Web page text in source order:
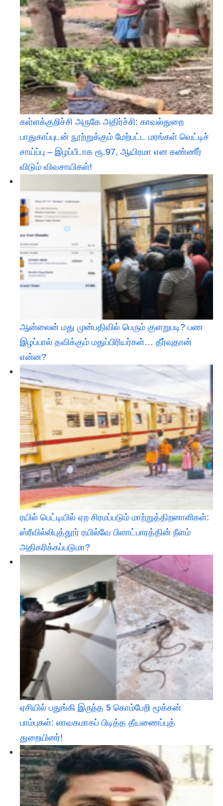
கள்ளக்குறிச்சி அருகே அதிர்ச்சி: காவல்துறை
பாதுகாப்புடன் நூற்றுக்கும் மேற்பட்ட மரங்கள் வெட்டிச்
சாய்ப்பு – இழப்பீடாக ரூ.97, ஆயிரமா என கண்ணீர்
விடும் விவசாயிகள்!
ஆன்லைன் மது முன்பதிவில் பெரும் குளறுபடி? பண
இழப்பால் தவிக்கும் மதுப்பிரியர்கள்… தீர்வுதான்
என்ன?
ரயில் பெட்டியில் ஏற சிரமப்படும் மாற்றுத்திறனாளிகள்:
ஸ்ரீவில்லிபுத்தூர் ரயில்வே பிளாட்பாரத்தின் நீளம்
அதிகரிக்கப்படுமா?
ஏசியில் பதுங்கி இருந்த 5 கொம்பேறி மூக்கன்
பாம்புகள்: லாவகமாகப் பிடித்த தீயணைப்புத்
துறையினர்!